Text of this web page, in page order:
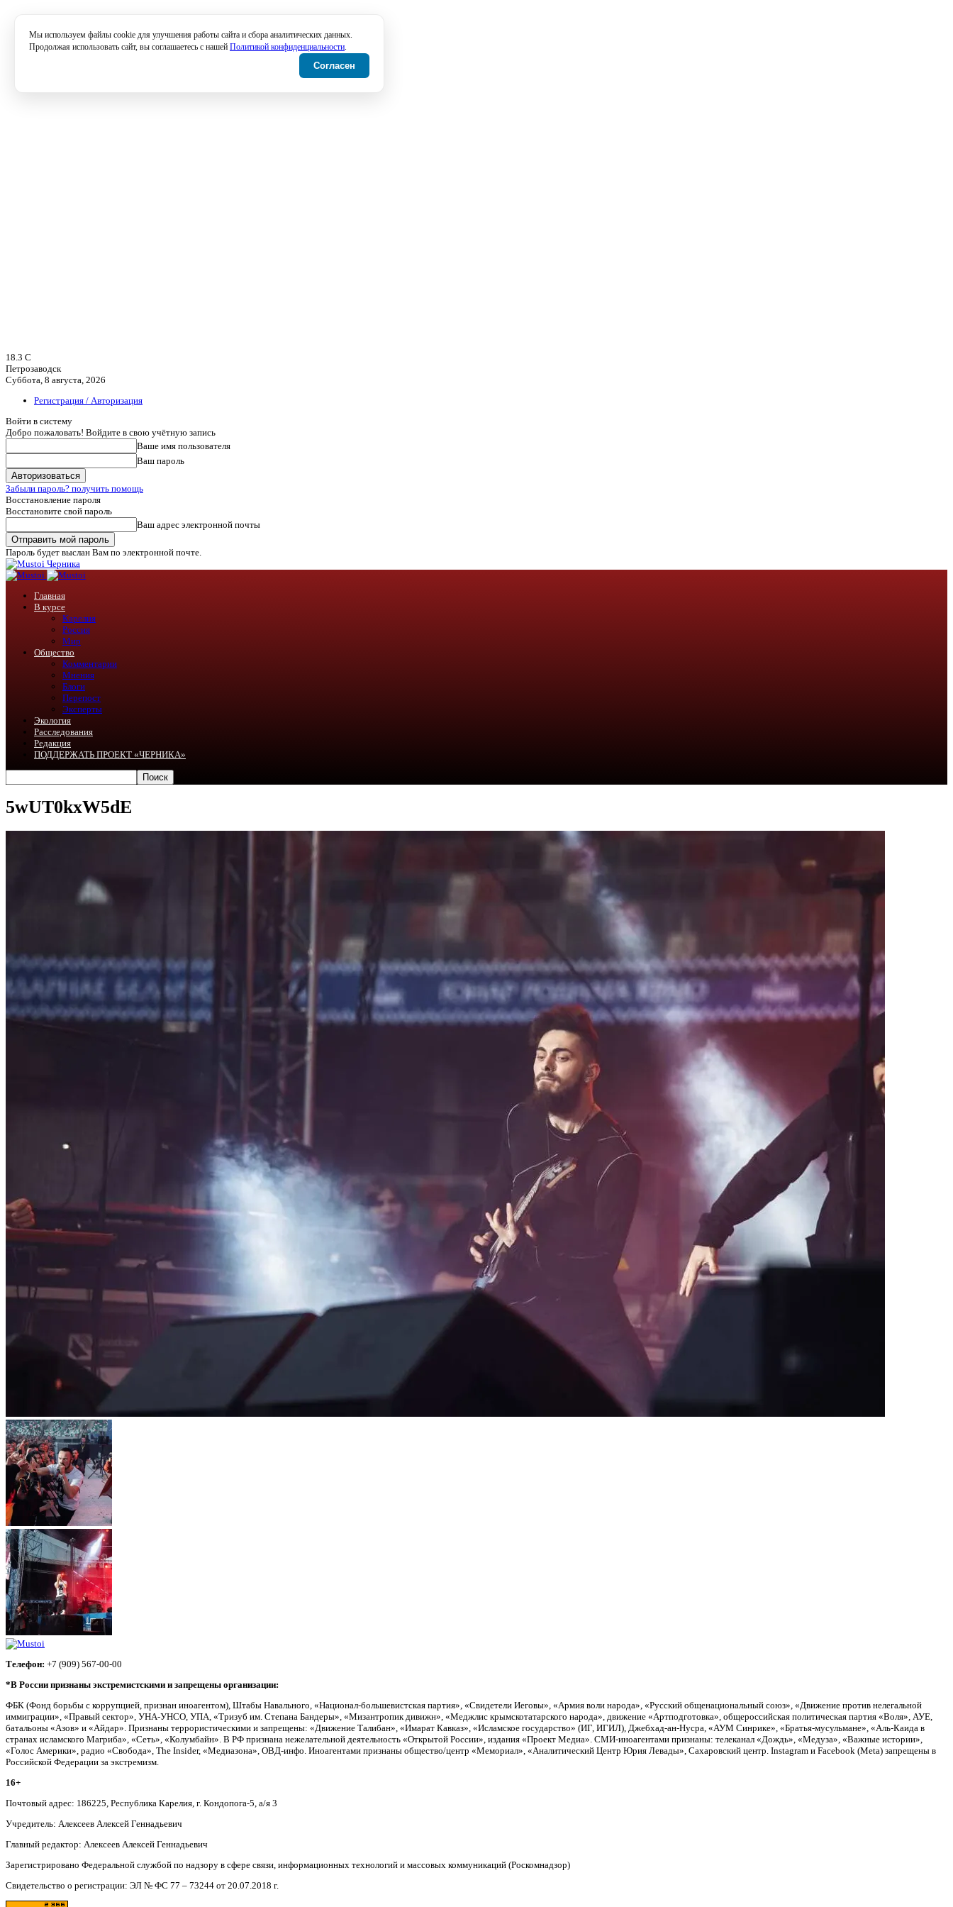
18.3 C
Петрозаводск
Суббота, 8 августа, 2026
Регистрация / Авторизация
Войти в систему
Добро пожаловать! Войдите в свою учётную запись
Ваше имя пользователя
Ваш пароль
Забыли пароль? получить помощь
Восстановление пароля
Восстановите свой пароль
Ваш адрес электронной почты
Пароль будет выслан Вам по электронной почте.
Черника
Главная
В курсе
Карелия
Россия
Мир
Общество
Комментарии
Мнения
Блоги
Перепост
Эксперты
Экология
Расследования
Редакция
ПОДДЕРЖАТЬ ПРОЕКТ «ЧЕРНИКА»
5wUT0kxW5dE
Телефон: +7 (909) 567-00-00
*В России признаны экстремистскими и запрещены организации:
ФБК (Фонд борьбы с коррупцией, признан иноагентом), Штабы Навального, «Национал-большевистская партия», «Свидетели Иеговы», «Армия воли народа», «Русский общенациональный союз», «Движение против нелегальной
иммиграции», «Правый сектор», УНА-УНСО, УПА, «Тризуб им. Степана Бандеры», «Мизантропик дивижн», «Меджлис крымскотатарского народа», движение «Артподготовка», общероссийская политическая партия «Воля», АУЕ,
батальоны «Азов» и «Айдар». Признаны террористическими и запрещены: «Движение Талибан», «Имарат Кавказ», «Исламское государство» (ИГ, ИГИЛ), Джебхад-ан-Нусра, «АУМ Синрике», «Братья-мусульмане», «Аль-Каида в
странах исламского Магриба», «Сеть», «Колумбайн». В РФ признана нежелательной деятельность «Открытой России», издания «Проект Медиа». СМИ-иноагентами признаны: телеканал «Дождь», «Медуза», «Важные истории»,
«Голос Америки», радио «Свобода», The Insider, «Медиазона», ОВД-инфо. Иноагентами признаны общество/центр «Мемориал», «Аналитический Центр Юрия Левады», Сахаровский центр. Instagram и Facebook (Metа) запрещены в
Российской Федерации за экстремизм.
16+
Почтовый адрес: 186225, Республика Карелия, г. Кондопога-5, а/я 3
Учредитель: Алексеев Алексей Геннадьевич
Главный редактор: Алексеев Алексей Геннадьевич
Зарегистрировано Федеральной службой по надзору в сфере связи, информационных технологий и массовых коммуникаций (Роскомнадзор)
Свидетельство о регистрации: ЭЛ № ФС 77 – 73244 от 20.07.2018 г.
Мы используем файлы cookie для улучшения работы сайта и сбора аналитических данных.
Продолжая использовать сайт, вы соглашаетесь с нашей Политикой конфиденциальности.
Согласен